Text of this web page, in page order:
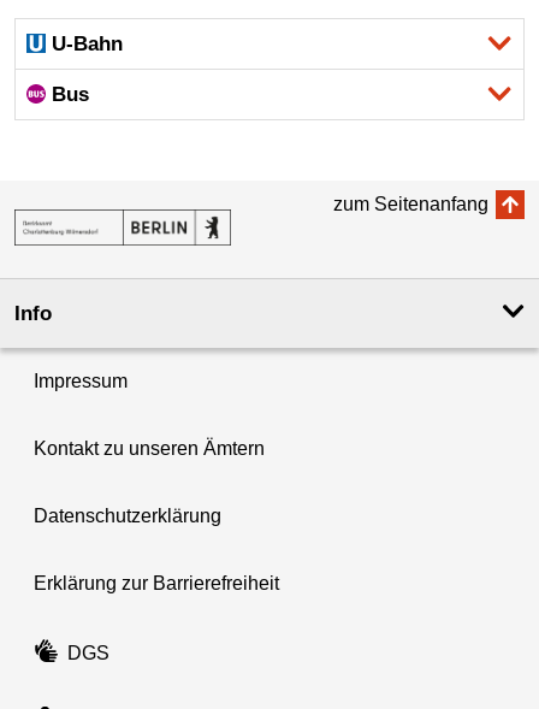
U-Bahn
Bus
zum Seitenanfang
Info
Impressum
Kontakt zu unseren Ämtern
Datenschutzerklärung
Erklärung zur Barrierefreiheit
DGS